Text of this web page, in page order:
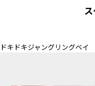
ドキドキジャングリングベイ